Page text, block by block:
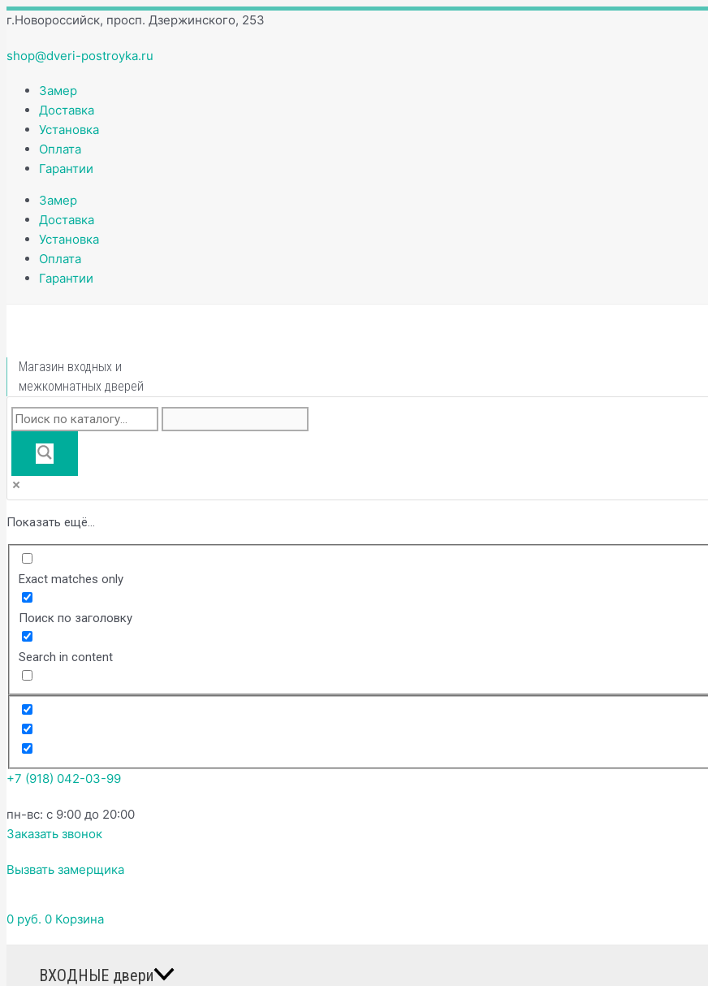
Перейти
к
содержимому
г.Новороссийск, просп. Дзержинского, 253
shop@dveri-postroyka.ru
Замер
Доставка
Установка
Оплата
Гарантии
Замер
Доставка
Установка
Оплата
Гарантии
Магазин входных и
межкомнатных дверей
Показать ещё...
Exact matches only
Поиск по заголовку
Search in content
+7 (918) 042-03-99
пн-вс: с 9:00 до 20:00
Заказать звонок
Вызвать замерщика
0 руб. 0 Корзина
ВХОДНЫЕ двери
Количество
товара
Дверь
противопожарная
ДПМ
-
01
EI60
Этот
товар